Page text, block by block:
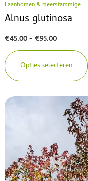
Laanbomen & meerstammige
Alnus glutinosa
€45.00-€95.00
Opties selecteren